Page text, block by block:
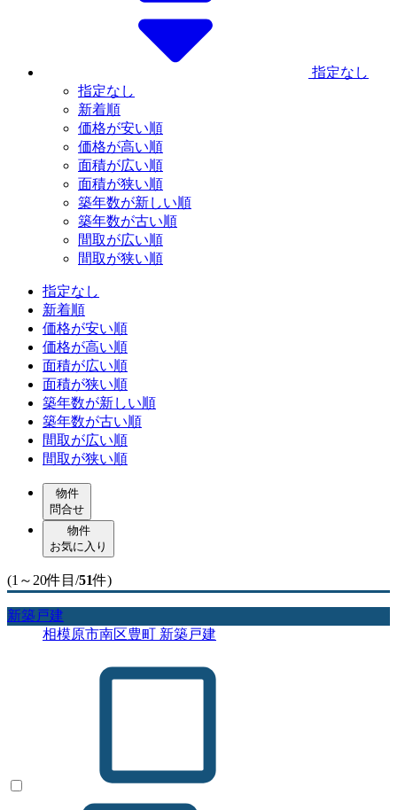
指定なし
指定なし
新着順
価格が安い順
価格が高い順
面積が広い順
面積が狭い順
築年数が新しい順
築年数が古い順
間取が広い順
間取が狭い順
指定なし
新着順
価格が安い順
価格が高い順
面積が広い順
面積が狭い順
築年数が新しい順
築年数が古い順
間取が広い順
間取が狭い順
物件
問合せ
物件
お気に入り
(1～20件目/51件)
新築戸建
相模原市南区豊町 新築戸建